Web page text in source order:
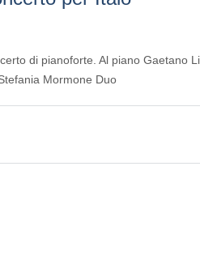
di pianoforte. Al piano Gaetano
Mormone Duo